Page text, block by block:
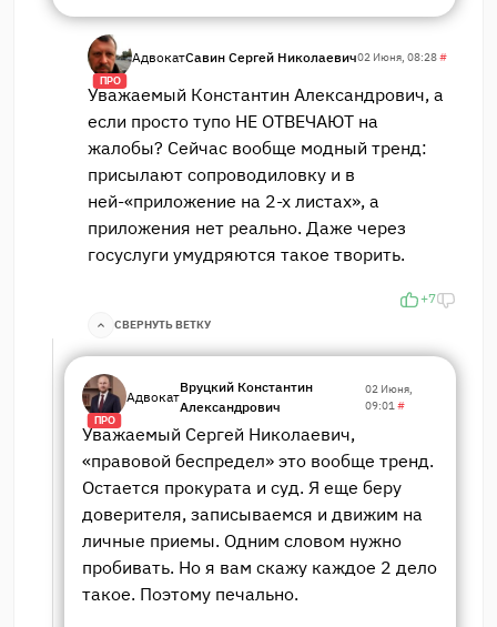
ПРО
АдвокатСавин Сергей Николаевич02 Июня, 08:28#
Уважаемый Константин Александрович, а
если просто тупо НЕ ОТВЕЧАЮТ на
жалобы? Сейчас вообще модный тренд:
присылают сопроводиловку и в
ней-«приложение на 2-х листах», а
приложения нет реально. Даже через
госуслуги умудряются такое творить.
+7
СВЕРНУТЬ ВЕТКУ
ПРО
Адвокат
Вруцкий Константин
Александрович
02 Июня,
09:01#
Уважаемый Сергей Николаевич,
«правовой беспредел» это вообще тренд.
Остается прокурата и суд. Я еще беру
доверителя, записываемся и движим на
личные приемы. Одним словом нужно
пробивать. Но я вам скажу каждое 2 дело
такое. Поэтому печально.